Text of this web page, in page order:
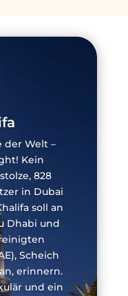
der Welt –
Kein
828
in Dubai
soll an
Dhabi und
Scheich
erinnern.
und ein